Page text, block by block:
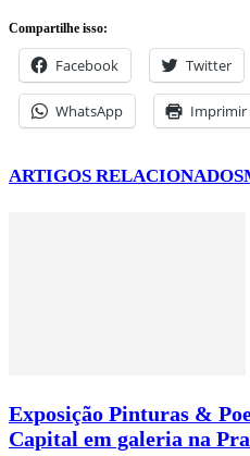
Compartilhe isso:
Facebook Twitter
WhatsApp Imprimir
ARTIGOS RELACIONADOS
Exposição Pinturas &
Capital em galeria na